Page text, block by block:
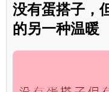
没有蛋搭子，
的另一种温暖